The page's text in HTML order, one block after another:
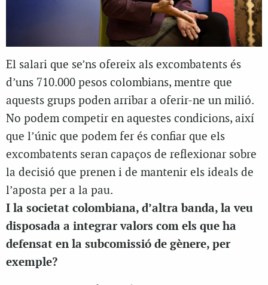
El salari que se’ns ofereix als excombatents és
d’uns 710.000 pesos colombians, mentre que
aquests grups poden arribar a oferir-ne un milió.
No podem competir en aquestes condicions, així
que l’únic que podem fer és confiar que els
excombatents seran capaços de reflexionar sobre
la decisió que prenen i de mantenir els ideals de
l’aposta per a la pau.
I la societat colombiana, d’altra banda, la veu
disposada a integrar valors com els que ha
defensat en la subcomissió de gènere, per
exemple?